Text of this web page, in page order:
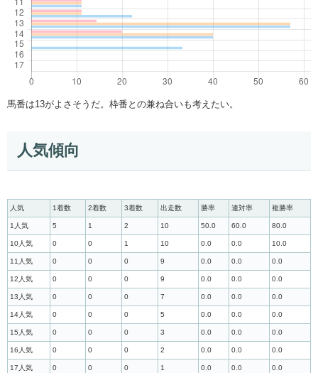
馬番は13がよさそうだ。枠番との兼ね合いも考えたい。
人気傾向
人気 1着数 2着数 3着数 出走数 勝率 連対率 複勝率
1人気 5 1 2 10 50.0 60.0 80.0
10人気 0 0 1 10 0.0 0.0 10.0
11人気 0 0 0 9 0.0 0.0 0.0
12人気 0 0 0 9 0.0 0.0 0.0
13人気 0 0 0 7 0.0 0.0 0.0
14人気 0 0 0 5 0.0 0.0 0.0
15人気 0 0 0 3 0.0 0.0 0.0
16人気 0 0 0 2 0.0 0.0 0.0
17人気 0 0 0 1 0.0 0.0 0.0